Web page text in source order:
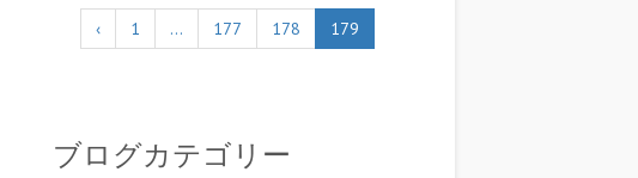
‹ 1 … 177 178 179
ブログカテゴリー